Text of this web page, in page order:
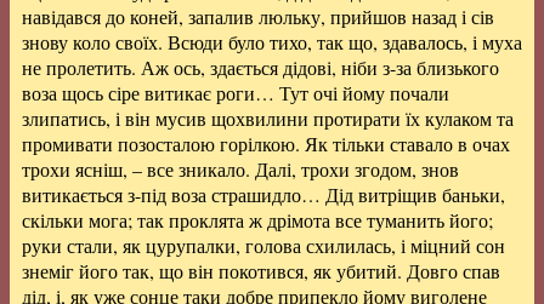
навідався до коней, запалив люльку, прийшов назад і сів
знову коло своїх. Всюди було тихо, так що, здавалось, і муха
не пролетить. Аж ось, здається дідові, ніби з-за близького
воза щось сіре витикає роги… Тут очі йому почали
злипатись, і він мусив щохвилини протирати їх кулаком та
промивати позосталою горілкою. Як тільки ставало в очах
трохи ясніш, – все зникало. Далі, трохи згодом, знов
витикається з-під воза страшидло… Дід витріщив баньки,
скільки мога; так проклята ж дрімота все туманить його;
руки стали, як цурупалки, голова схилилась, і міцний сон
знеміг його так, що він покотився, як убитий. Довго спав
дід, і, як уже сонце таки добре припекло йому виголене